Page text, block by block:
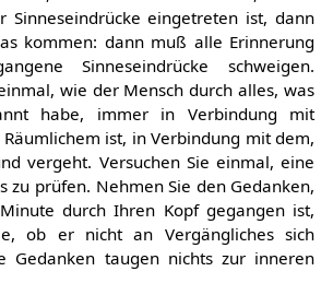
Sinneseindrücke eingetreten ist, dann
kommen: dann muß alle Erinnerung
Sinneseindrücke schweigen.
wie der Mensch durch alles, was
habe, immer in Verbindung mit
ist, in Verbindung mit dem,
vergeht. Versuchen Sie einmal, eine
zu prüfen. Nehmen Sie den Gedanken,
durch Ihren Kopf gegangen ist,
ob er nicht an Vergängliches sich
Gedanken taugen nichts zur inneren